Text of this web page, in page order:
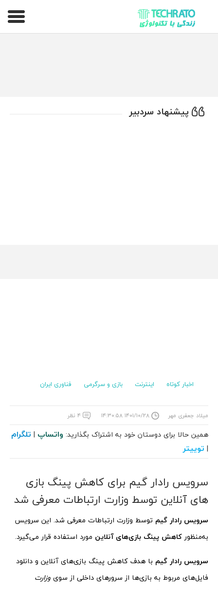
تکراتو – زندگی با تکنولوژی
پیشنهاد سردبیر
اخبار کوتاه اینترنت بازی و سرگرمی فناوری ایران
میلاد جعفری مهر ۱۴۰۱/۱۰/۲۸ ۱۴:۳۰:۵۸ ۴ نظر
همین حالا برای دوستان خود به اشتراک بگذارید: واتساپ | تلگرام
| توییتر
سرویس رادار گیم برای کاهش پینگ بازی
های آنلاین توسط وزارت ارتباطات معرفی شد
سرویس رادار گیم توسط وزارت ارتباطات معرفی شد. این سرویس
به‌منظور کاهش پینگ بازی‌های آنلاین مورد استفاده قرار می‌گیرد.
سرویس رادار گیم با هدف کاهش پینگ بازی‌های آنلاین و دانلود
فایل‌های مربوط به بازی‌ها از سرورهای داخلی از سوی وزارت